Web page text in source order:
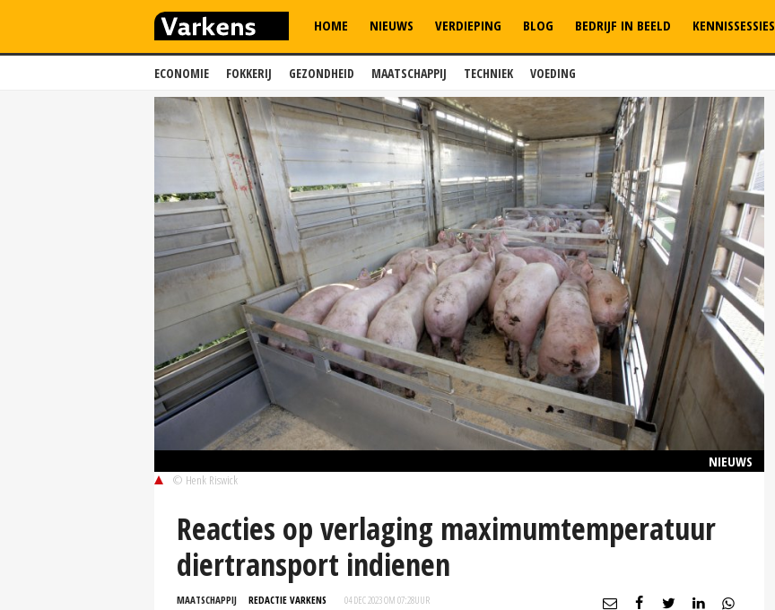
ECONOMIE FOKKERIJ GEZONDHEID MAATSCHAPPIJ TECHNIEK VOEDING
HOME NIEUWS VERDIEPING BLOG BEDRIJF IN BEELD KENNISSESSIES
NIEUWS
© Henk Riswick
Reacties op verlaging maximumtemperatuur
diertransport indienen
MAATSCHAPPIJ REDACTIE VARKENS 04 DEC 2023 OM 07:28UUR